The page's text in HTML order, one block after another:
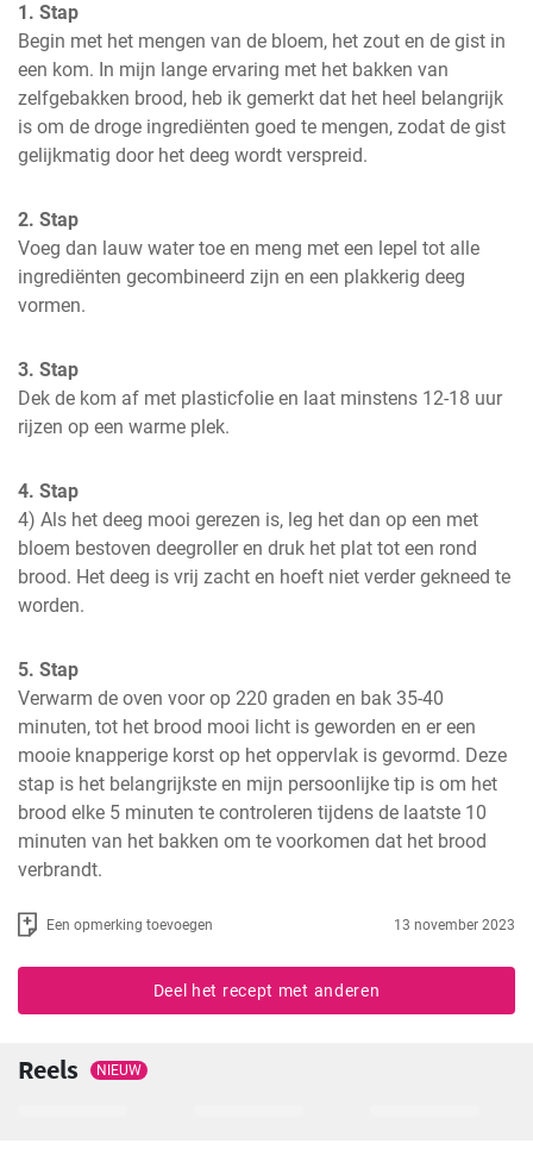
1. Stap
Begin met het mengen van de bloem, het zout en de gist in
een kom. In mijn lange ervaring met het bakken van
zelfgebakken brood, heb ik gemerkt dat het heel belangrijk
is om de droge ingrediënten goed te mengen, zodat de gist
gelijkmatig door het deeg wordt verspreid.
2. Stap
Voeg dan lauw water toe en meng met een lepel tot alle
ingrediënten gecombineerd zijn en een plakkerig deeg
vormen.
3. Stap
Dek de kom af met plasticfolie en laat minstens 12-18 uur
rijzen op een warme plek.
4. Stap
4) Als het deeg mooi gerezen is, leg het dan op een met
bloem bestoven deegroller en druk het plat tot een rond
brood. Het deeg is vrij zacht en hoeft niet verder gekneed te
worden.
5. Stap
Verwarm de oven voor op 220 graden en bak 35-40
minuten, tot het brood mooi licht is geworden en er een
mooie knapperige korst op het oppervlak is gevormd. Deze
stap is het belangrijkste en mijn persoonlijke tip is om het
brood elke 5 minuten te controleren tijdens de laatste 10
minuten van het bakken om te voorkomen dat het brood
verbrandt.
Een opmerking toevoegen 13 november 2023
Deel het recept met anderen
Reels NIEUW